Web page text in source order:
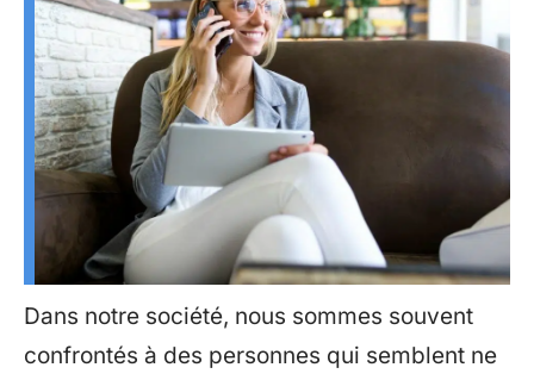
Dans notre société, nous sommes souvent
confrontés à des personnes qui semblent ne